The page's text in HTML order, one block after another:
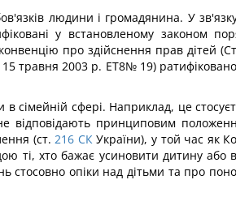
людини і громадянина. У
у встановленому законом
про здійснення прав дітей
травня 2003 р. ЕТ8№ 19)
сімейній сфері. Наприклад, це
відповідають принциповим
(ст. 216 СКУкраїни), у той час як
ті, хто бажає усиновити дитину або
стосовно опіки над дітьми та про